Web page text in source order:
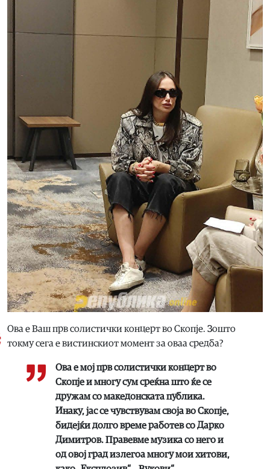
Ова е Ваш прв солистички концерт во Скопје. Зошто
токму сега е вистинскиот момент за оваа средба?
Ова е мој прв солистички концерт во
Скопје и многу сум среќна што ќе се
дружам со македонската публика.
Инаку, јас се чувствувам своја во Скопје,
бидејќи долго време работев со Дарко
Димитров. Правевме музика со него и
од овој град излегоа многу мои хитови,